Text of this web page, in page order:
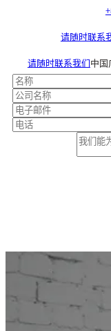
请随时联系
请随时联系我们中